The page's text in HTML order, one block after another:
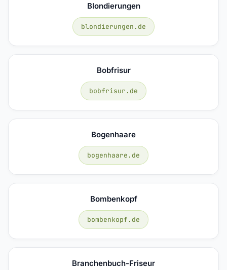
Blondierungen
blondierungen.de
Bobfrisur
bobfrisur.de
Bogenhaare
bogenhaare.de
Bombenkopf
bombenkopf.de
Branchenbuch-Friseur